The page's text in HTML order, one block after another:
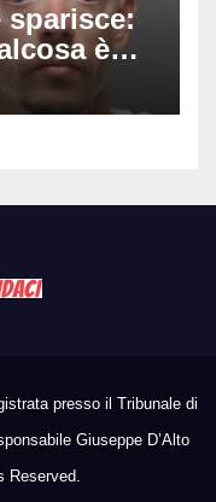
sparisce:
è
presso il Tribunale di
Giuseppe D’Alto
Reserved.